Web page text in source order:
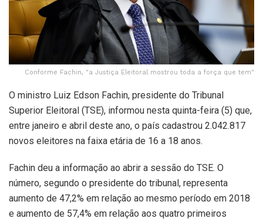
Conforme Fachin, "a Justiça Eleitoral mostrou toda a força que tem"
O ministro Luiz Edson Fachin, presidente do Tribunal
Superior Eleitoral (TSE), informou nesta quinta-feira (5) que,
entre janeiro e abril deste ano, o país cadastrou 2.042.817
novos eleitores na faixa etária de 16 a 18 anos.
Fachin deu a informação ao abrir a sessão do TSE. O
número, segundo o presidente do tribunal, representa
aumento de 47,2% em relação ao mesmo período em 2018
e aumento de 57,4% em relação aos quatro primeiros